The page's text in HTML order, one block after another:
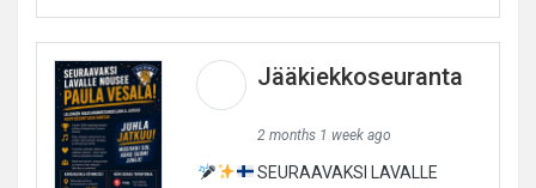
Jääkiekkoseuranta
2 months 1 week ago
SEURAAVAKSI LAVALLE